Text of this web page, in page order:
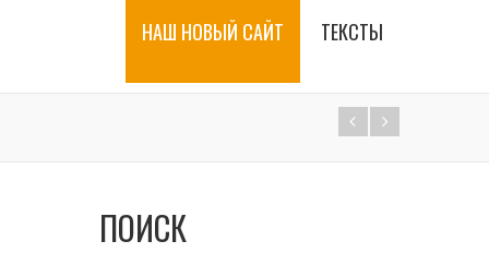
НАШ НОВЫЙ САЙТ ТЕКСТЫ
ПОИСК